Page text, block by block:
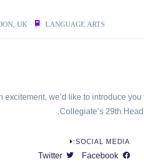
UK LANGUAGE ARTS
excitement, we’d like to introduce
Collegiate’s 29th
SOCIAL MEDIA:
Facebook
Twitter